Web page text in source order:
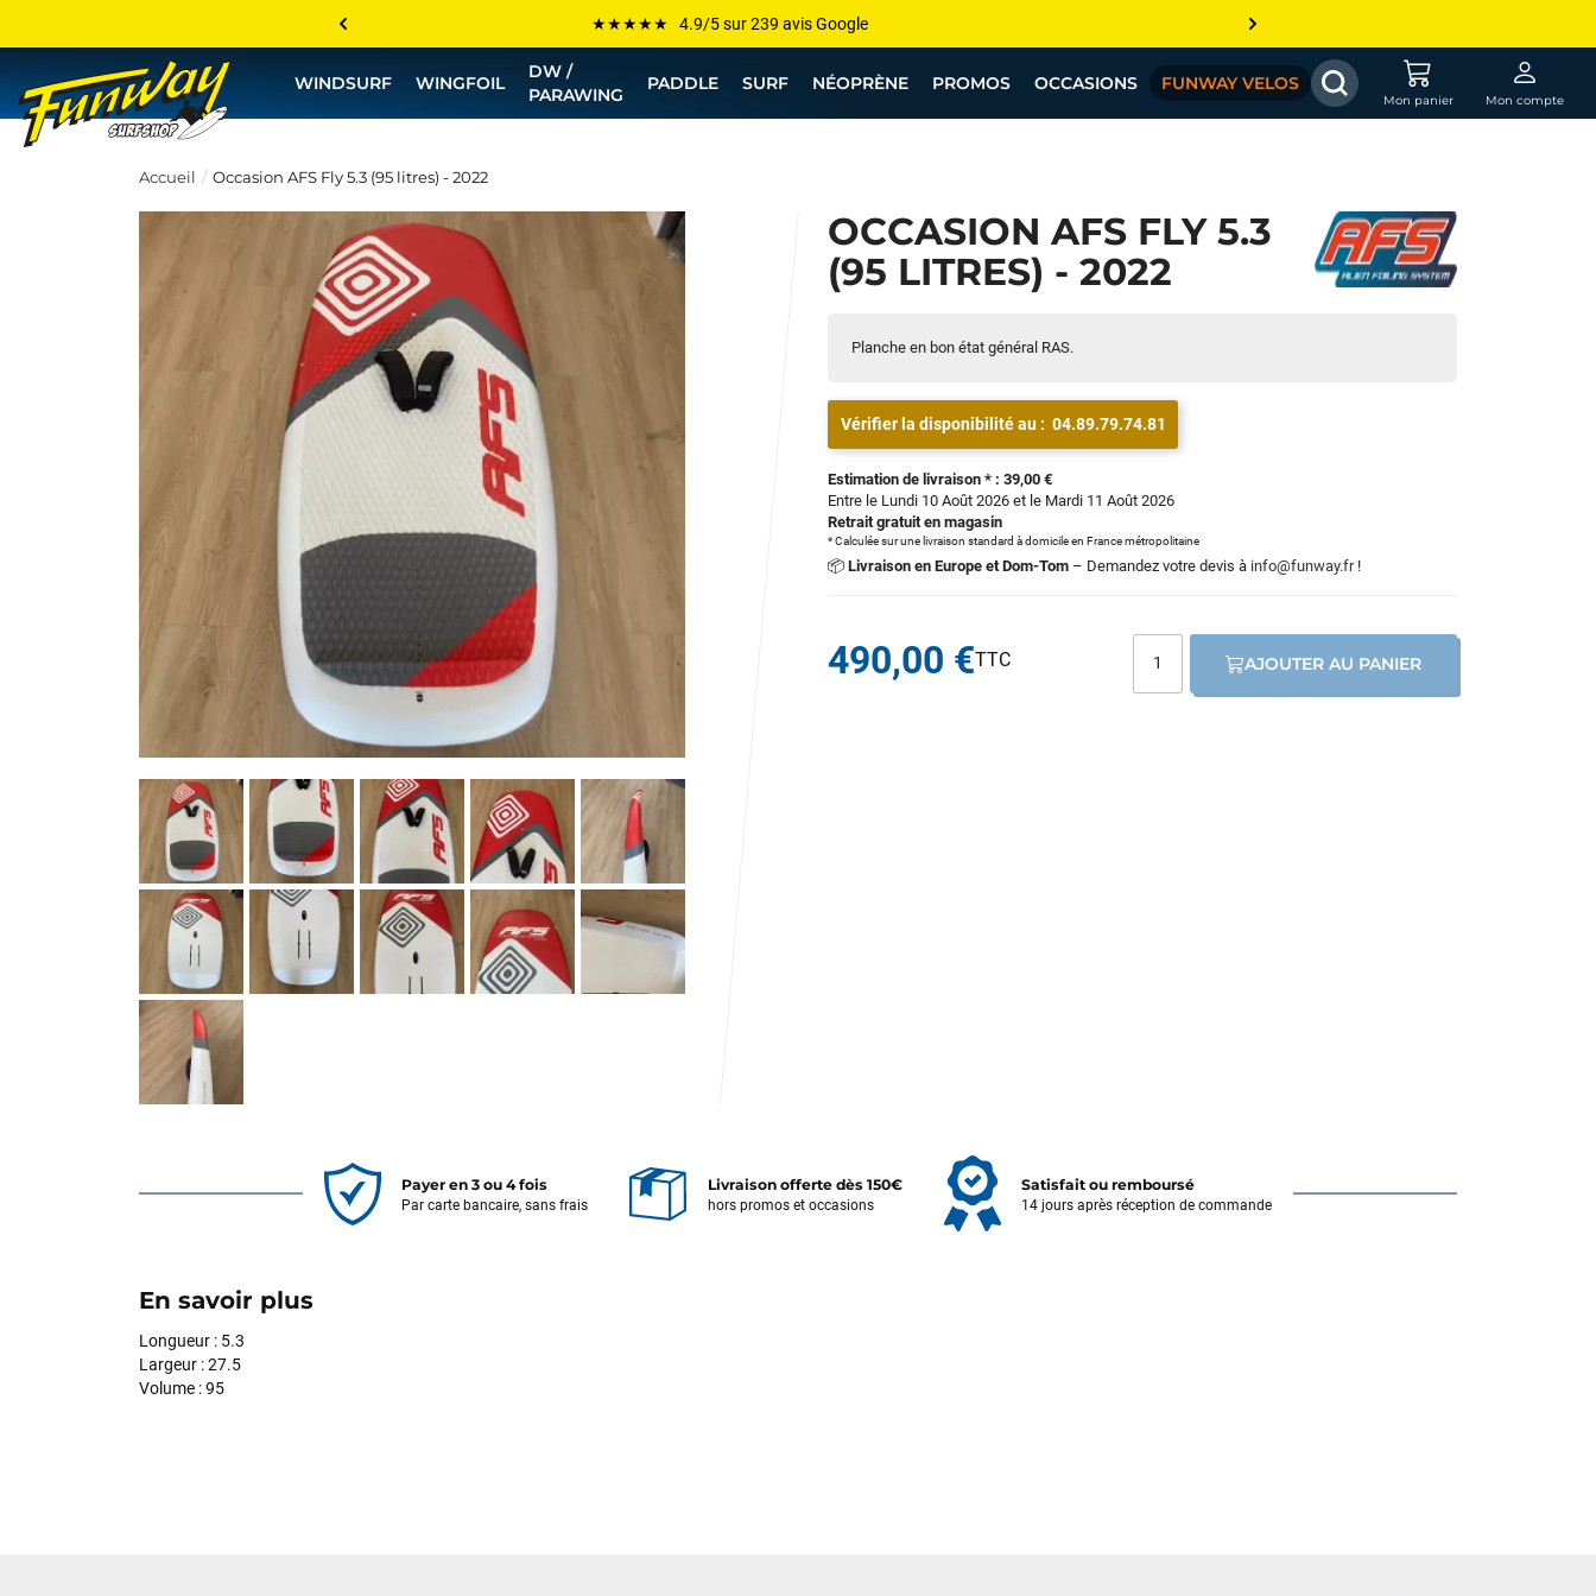
Les plus grandes marques sont chez Funway
Jusqu’à -75% de remise sur le windsurf, wingfoil, etc...
💰 Meilleur prix garanti — Moins cher ailleurs ? On s’aligne !
WINDSURF WINGFOIL
DW /
PARAWING
PADDLE SURF NÉOPRÈNE PROMOS OCCASIONS FUNWAY VELOS
Mon panier Mon compte
Accueil Occasion AFS Fly 5.3 (95 litres) - 2022
OCCASION AFS FLY 5.3
(95 LITRES) - 2022
Planche en bon état général RAS.
Vérifier la disponibilité au : 04.89.79.74.81
Estimation de livraison * : 39,00 €
Entre le Lundi 10 Août 2026 et le Mardi 11 Août 2026
Retrait gratuit en magasin
* Calculée sur une livraison standard à domicile en France métropolitaine
📦 Livraison en Europe et Dom-Tom – Demandez votre devis à info@funway.fr!
490,00 € AJOUTER AU PANIER
Payer en 3 ou 4 fois
Par carte bancaire, sans frais
Livraison offerte dès 150€
hors promos et occasions
Satisfait ou remboursé
14 jours après réception de commande
En savoir plus
Longueur : 5.3
Largeur : 27.5
Volume : 95
Votre satisfaction est notre priorité !